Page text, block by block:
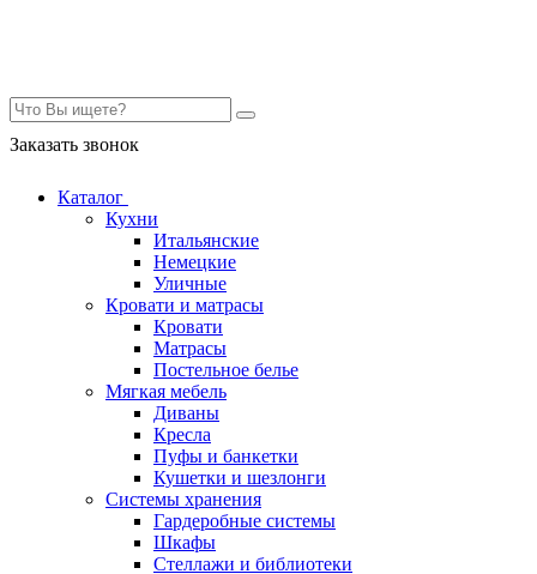
Заказать звонок
Каталог
Кухни
Итальянские
Немецкие
Уличные
Кровати и матрасы
Кровати
Матрасы
Постельное белье
Мягкая мебель
Диваны
Кресла
Пуфы и банкетки
Кушетки и шезлонги
Системы хранения
Гардеробные системы
Шкафы
Стеллажи и библиотеки